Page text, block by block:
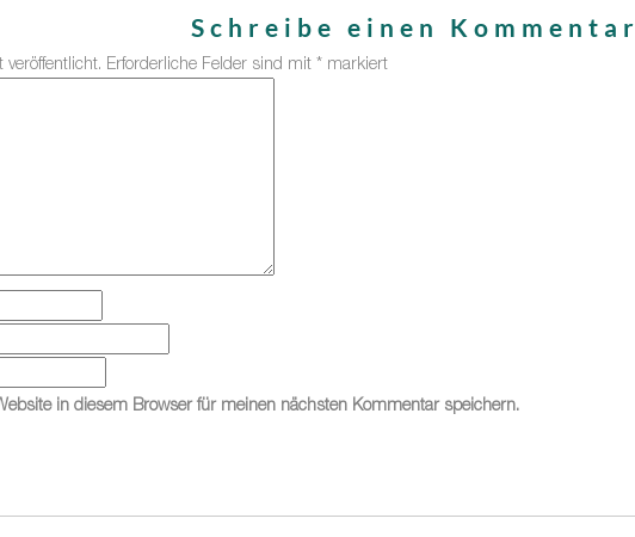
Schreibe einen Kommentar
veröffentlicht. Erforderliche Felder sind mit * markiert
in diesem Browser für meinen nächsten Kommentar speichern.